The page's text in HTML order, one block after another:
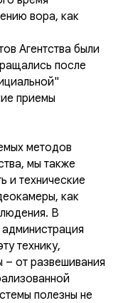
вора, как
Агентства были
после
приемы
методов
мы также
и технические
как
В
технику,
– от развешивания
полезны не